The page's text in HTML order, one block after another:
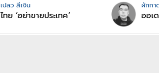
เปลว สีเงิน
ไทย ‘อย่าขายประเทศ’
ผักกา
ออเ